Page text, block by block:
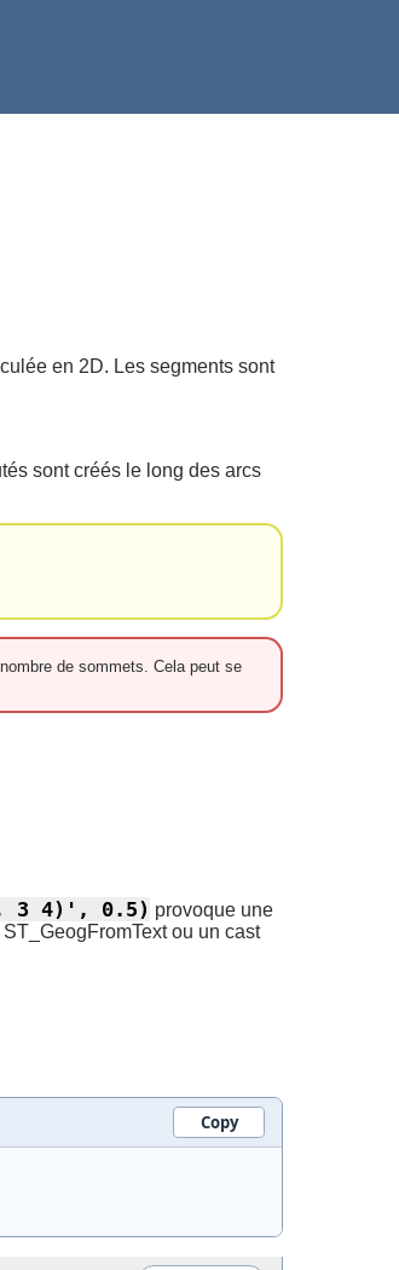
en 2D. Les segments sont
sont créés le long des arcs
de sommets. Cela peut se
2, 3 4)', 0.5) provoque une
ou un cast
Copy